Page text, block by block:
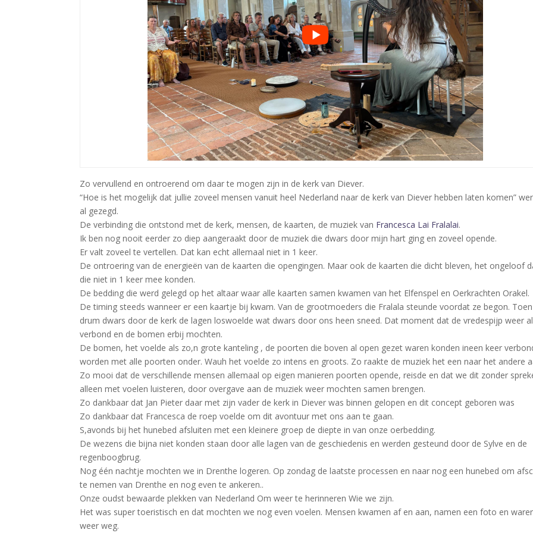
Zo vervullend en ontroerend om daar te mogen zijn in de kerk van Diever.
“Hoe is het mogelijk dat jullie zoveel mensen vanuit heel Nederland naar de kerk van Diever hebben laten komen”
al gezegd.
De verbinding die ontstond met de kerk, mensen, de kaarten, de muziek van Francesca Lai Fralalai.
Ik ben nog nooit eerder zo diep aangeraakt door de muziek die dwars door mijn hart ging en zoveel opende.
Er valt zoveel te vertellen. Dat kan echt allemaal niet in 1 keer.
De ontroering van de energieën van de kaarten die opengingen. Maar ook de kaarten die dicht bleven, het ongeloof
die niet in 1 keer mee konden.
De bedding die werd gelegd op het altaar waar alle kaarten samen kwamen van het Elfenspel en Oerkrachten Orakel.
De timing steeds wanneer er een kaartje bij kwam. Van de grootmoeders die Fralala steunde voordat ze begon.
drum dwars door de kerk de lagen loswoelde wat dwars door ons heen sneed. Dat moment dat de vredespijp weer
verbond en de bomen erbij mochten.
De bomen, het voelde als zo,n grote kanteling , de poorten die boven al open gezet waren konden ineen keer
worden met alle poorten onder. Wauh het voelde zo intens en groots. Zo raakte de muziek het een naar het andere
Zo mooi dat de verschillende mensen allemaal op eigen manieren poorten opende, reisde en dat we dit zonder
alleen met voelen luisteren, door overgave aan de muziek weer mochten samen brengen.
Zo dankbaar dat Jan Pieter daar met zijn vader de kerk in Diever was binnen gelopen en dit concept geboren was
Zo dankbaar dat Francesca de roep voelde om dit avontuur met ons aan te gaan.
S,avonds bij het hunebed afsluiten met een kleinere groep de diepte in van onze oerbedding.
De wezens die bijna niet konden staan door alle lagen van de geschiedenis en werden gesteund door de Sylve en de
regenboogbrug.
Nog één nachtje mochten we in Drenthe logeren. Op zondag de laatste processen en naar nog een hunebed om
te nemen van Drenthe en nog even te ankeren..
Onze oudst bewaarde plekken van Nederland Om weer te herinneren Wie we zijn.
Het was super toeristisch en dat mochten we nog even voelen. Mensen kwamen af en aan, namen een foto en
weer weg.